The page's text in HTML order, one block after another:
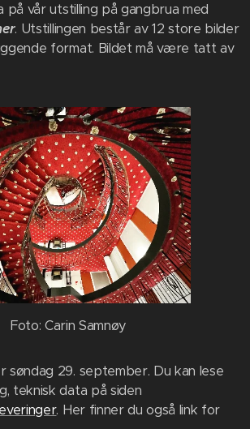
på vår utstilling på gangbrua med
. Utstillingen består av 12 store bilder
format. Bildet må være tatt av
Foto: Carin Samnøy
søndag 29. september. Du kan lese
teknisk data på siden
. Her finner du også link for